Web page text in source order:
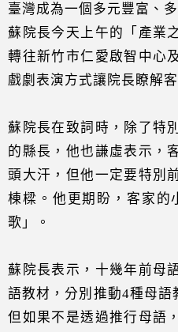
臺灣成為一個多元豐富、
蘇院長今天上午的「產業
轉往新竹市仁愛啟智中心
戲劇表演方式讓院長瞭解
蘇院長在致詞時，除了特
的縣長，他也謙虛表示，
頭大汗，但他一定要特別
棟樑。他更期盼，客家的
歌」。
蘇院長表示，十幾年前母
語教材，分別推動4種母語
但如果不是透過推行母語